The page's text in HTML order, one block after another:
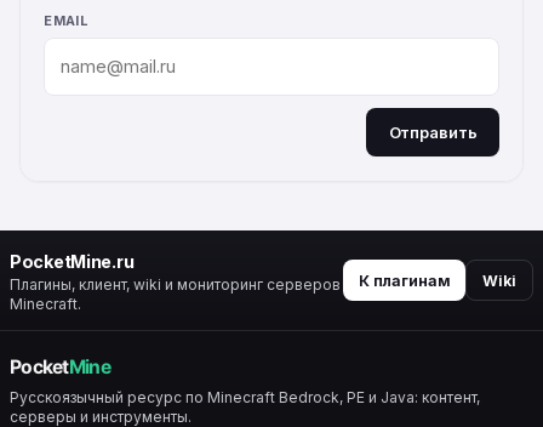
EMAIL
Отправить
PocketMine.ru
Плагины, клиент, wiki и мониторинг серверов
Minecraft.
К плагинам Wiki
Русскоязычный ресурс по Minecraft Bedrock, PE и Java: контент,
серверы и инструменты.